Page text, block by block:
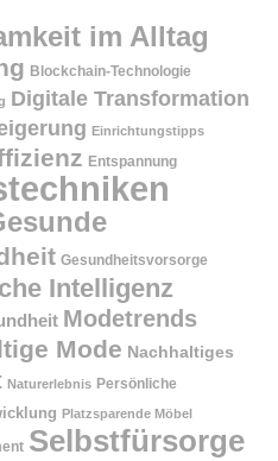
im Alltag
Blockchain-Technologie
Digitale Transformation
Einrichtungstipps
Entspannung
Gesundheitsvorsorge
Intelligenz
Modetrends
Mode Nachhaltiges
Naturerlebnis Persönliche
Platzsparende Möbel
Selbstfürsorge